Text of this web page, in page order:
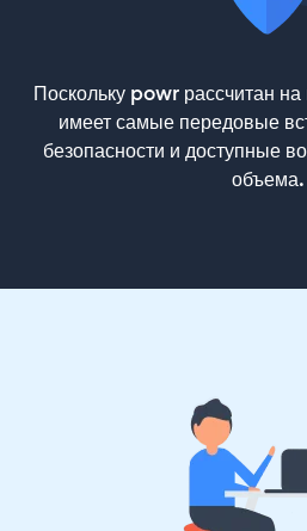
Поскольку powr рассчитан
имеет самые передовые
безопасности и доступные
объема.